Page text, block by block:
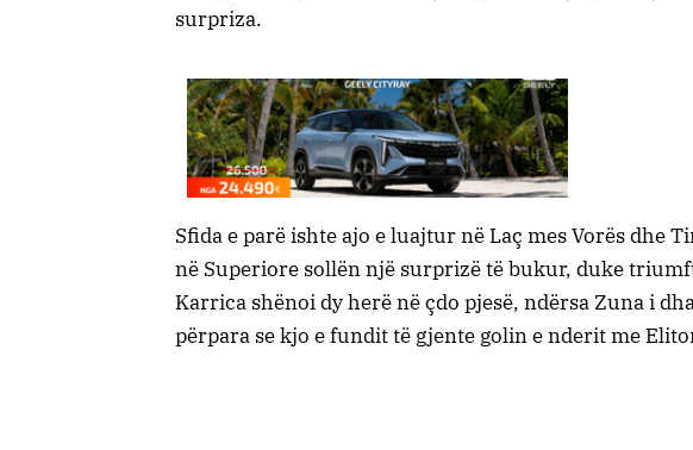
surpriza.
Sfida e parë ishte ajo e luajtur në Laç mes Vorës dhe
në Superiore sollën një surprizë të bukur, duke
Karrica shënoi dy herë në çdo pjesë, ndërsa Zuna i
përpara se kjo e fundit të gjente golin e nderit me